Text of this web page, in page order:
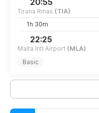
20:55
Tirana Rinas (TIA)
1h 30m
22:25
Malta Intl Airport (MLA)
Basic